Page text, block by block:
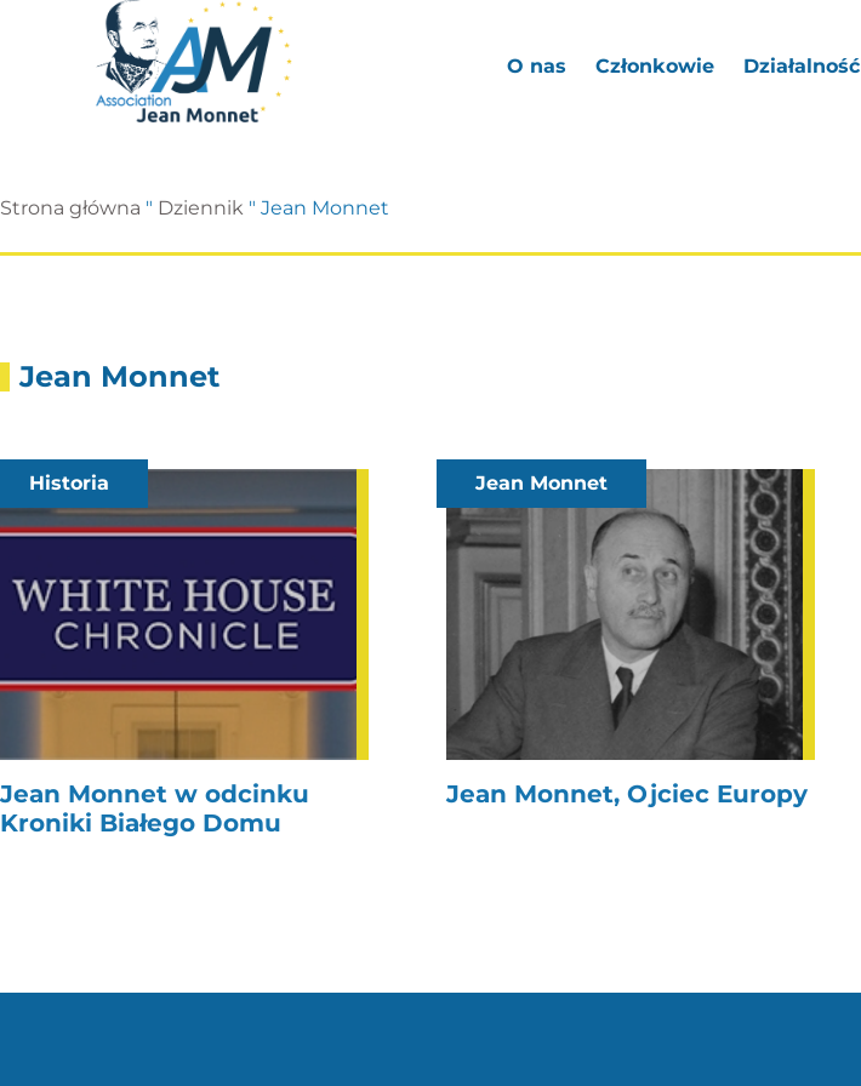
O nas Członkowie Działalność
Strona główna " Dziennik " Jean Monnet
Jean Monnet
Historia
Jean Monnet w odcinku
Kroniki Białego Domu
Jean Monnet
Jean Monnet, Ojciec Europy